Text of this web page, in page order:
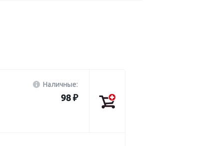
Наличные:
98 ₽